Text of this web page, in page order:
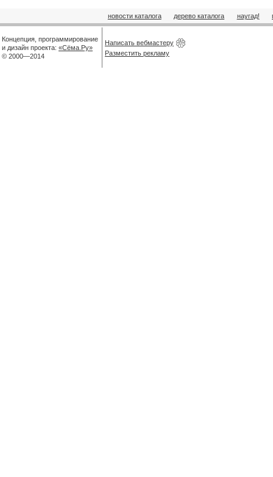
новости каталога дерево каталога наугад!
Концепция, программирование
и дизайн проекта: «Сёма.Ру»
© 2000—2014
Написать вебмастеру
Разместить рекламу